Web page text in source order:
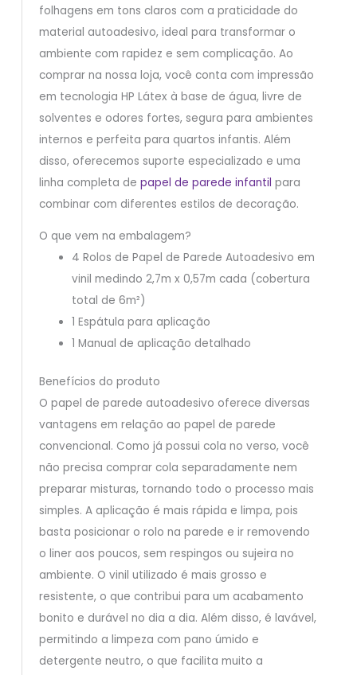
folhagens em tons claros com a praticidade do
material autoadesivo, ideal para transformar o
ambiente com rapidez e sem complicação. Ao
comprar na nossa loja, você conta com impressão
em tecnologia HP Látex à base de água, livre de
solventes e odores fortes, segura para ambientes
internos e perfeita para quartos infantis. Além
disso, oferecemos suporte especializado e uma
linha completa de papel de parede infantil para
combinar com diferentes estilos de decoração.
O que vem na embalagem?
4 Rolos de Papel de Parede Autoadesivo em
vinil medindo 2,7m x 0,57m cada (cobertura
total de 6m²)
1 Espátula para aplicação
1 Manual de aplicação detalhado
Benefícios do produto
O papel de parede autoadesivo oferece diversas
vantagens em relação ao papel de parede
convencional. Como já possui cola no verso, você
não precisa comprar cola separadamente nem
preparar misturas, tornando todo o processo mais
simples. A aplicação é mais rápida e limpa, pois
basta posicionar o rolo na parede e ir removendo
o liner aos poucos, sem respingos ou sujeira no
ambiente. O vinil utilizado é mais grosso e
resistente, o que contribui para um acabamento
bonito e durável no dia a dia. Além disso, é lavável,
permitindo a limpeza com pano úmido e
detergente neutro, o que facilita muito a